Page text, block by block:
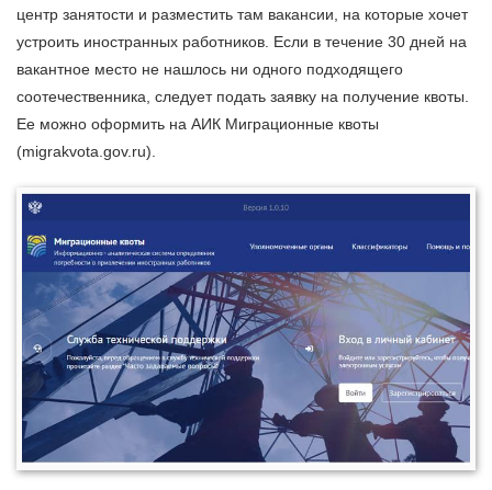
центр занятости и разместить там вакансии, на которые хочет
устроить иностранных работников. Если в течение 30 дней на
вакантное место не нашлось ни одного подходящего
соотечественника, следует подать заявку на получение квоты.
Ее можно оформить на АИК Миграционные квоты
(migrakvota.gov.ru).